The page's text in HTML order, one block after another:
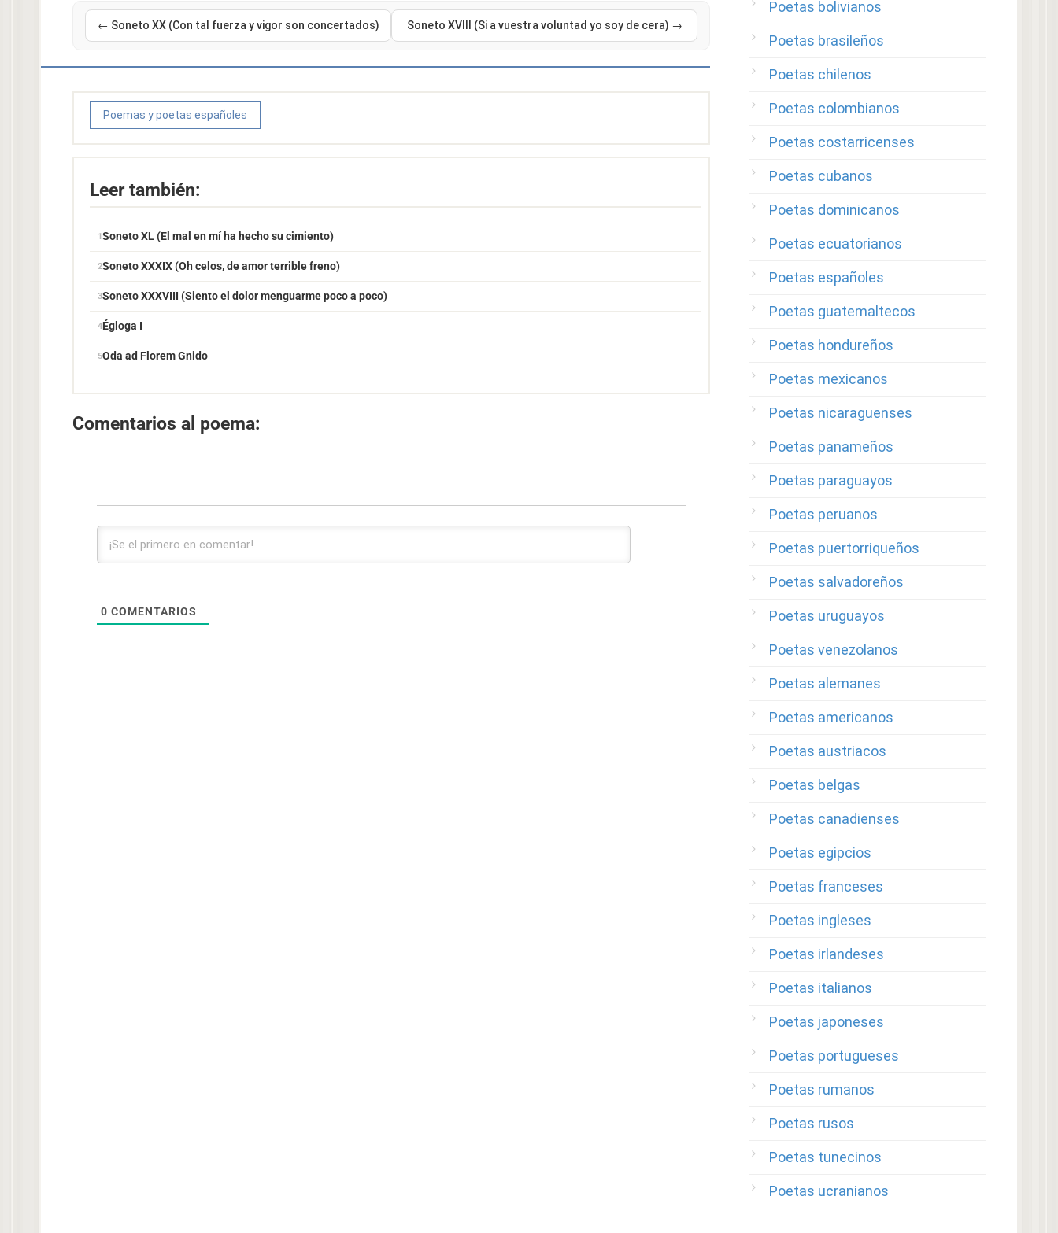
← Soneto XX (Con tal fuerza y vigor son concertados) Soneto XVIII (Si a vuestra voluntad yo soy de cera) →
Poemas y poetas españoles
Leer también:
Soneto XL (El mal en mí ha hecho su cimiento)
Soneto XXXIX (Oh celos, de amor terrible freno)
Soneto XXXVIII (Siento el dolor menguarme poco a poco)
Égloga I
Oda ad Florem Gnido
Comentarios al poema:
0 COMENTARIOS
Poetas bolivianos
Poetas brasileños
Poetas chilenos
Poetas colombianos
Poetas costarricenses
Poetas cubanos
Poetas dominicanos
Poetas ecuatorianos
Poetas españoles
Poetas guatemaltecos
Poetas hondureños
Poetas mexicanos
Poetas nicaraguenses
Poetas panameños
Poetas paraguayos
Poetas peruanos
Poetas puertorriqueños
Poetas salvadoreños
Poetas uruguayos
Poetas venezolanos
Poetas alemanes
Poetas americanos
Poetas austriacos
Poetas belgas
Poetas canadienses
Poetas egipcios
Poetas franceses
Poetas ingleses
Poetas irlandeses
Poetas italianos
Poetas japoneses
Poetas portugueses
Poetas rumanos
Poetas rusos
Poetas tunecinos
Poetas ucranianos